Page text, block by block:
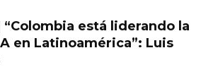
“Colombia está liderando la
en Latinoamérica”: Luis